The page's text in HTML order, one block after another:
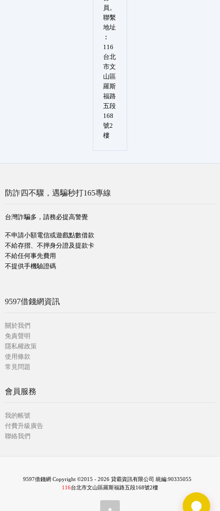
員。
聯繫
地址
︰
116
台北
市文
山區
羅斯
福路
五段
168
號2
樓
防詐四不驟，遇騙秒打165專線
台灣詐騙多，請務必提高警覺
不申請小額電信或遊戲點數借款
不給存摺、不押身分證及提款卡
不給任何事先費用
不提供手機驗證碼
9597借錢網資訊
關於我們
免責聲明
隱私權政策
使用條款
常見問題
會員服務
我的帳號
付費升級廣告
聯絡我們
9597借錢網 Copyright ©2015 - 2026 貸霸資訊有限公司 統編:90335055
116台北市文山區羅斯福路五段168號2樓